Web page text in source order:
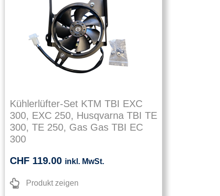
Kühlerlüfter-Set KTM TBI EXC
300, EXC 250, Husqvarna TBI TE
300, TE 250, Gas Gas TBI EC
300
CHF 119.00 inkl. MwSt.
Produkt zeigen